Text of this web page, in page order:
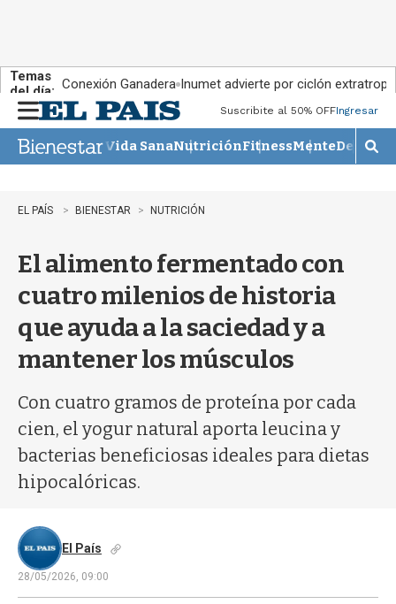
Temas
del día: Conexión Ganadera Inumet advierte por ciclón
n
u
Suscribite al 50% OFFIngresar
Vida SanaNutriciónFitnessMente
M
o
EL PAÍS BIENESTAR NUTRICIÓN
El alimento fermentado con
cuatro milenios de historia
que ayuda a la saciedad y a
mantener los músculos
Con cuatro gramos de proteína por cada
cien, el yogur natural aporta leucina y
bacterias beneficiosas ideales para dietas
hipocalóricas.
El País
28/05/2026, 09:00